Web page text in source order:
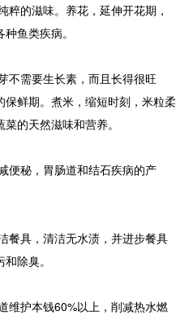
的滋味。养花，延伸开花期，
鱼类疾病。
不需要生长素，而且长得很旺
鲜期。煮米，缩短时刻，米粒柔
的天然滋味和营养。
便秘，胃肠道和结石疾病的产
餐具，清洁无水渍，并进步餐具
除臭。
维护本钱60%以上，削减热水燃